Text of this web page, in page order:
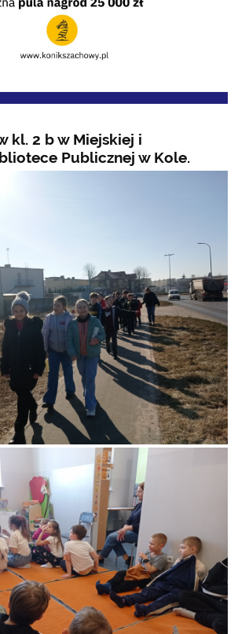
kl. 2 b w Miejskiej i
Publicznej w Kole.